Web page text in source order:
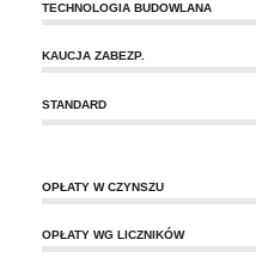
TECHNOLOGIA BUDOWLANA
KAUCJA ZABEZP.
STANDARD
OPŁATY W CZYNSZU
OPŁATY WG LICZNIKÓW